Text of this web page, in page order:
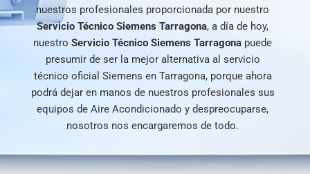
nuestros profesionales proporcionada por nuestro
Servicio Técnico Siemens Tarragona, a día de hoy,
nuestro Servicio Técnico Siemens Tarragona puede
presumir de ser la mejor alternativa al servicio
técnico oficial Siemens en Tarragona, porque ahora
podrá dejar en manos de nuestros profesionales sus
equipos de Aire Acondicionado y despreocuparse,
nosotros nos encargaremos de todo.